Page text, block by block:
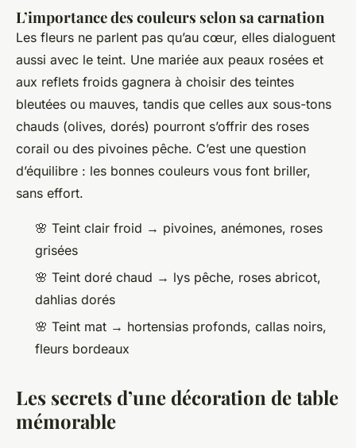
L’importance des couleurs selon sa carnation
Les fleurs ne parlent pas qu’au cœur, elles dialoguent
aussi avec le teint. Une mariée aux peaux rosées et
aux reflets froids gagnera à choisir des teintes
bleutées ou mauves, tandis que celles aux sous-tons
chauds (olives, dorés) pourront s’offrir des roses
corail ou des pivoines pêche. C’est une question
d’équilibre : les bonnes couleurs vous font briller,
sans effort.
🌸 Teint clair froid → pivoines, anémones, roses
grisées
🌸 Teint doré chaud → lys pêche, roses abricot,
dahlias dorés
🌸 Teint mat → hortensias profonds, callas noirs,
fleurs bordeaux
Les secrets d’une décoration de table
mémorable